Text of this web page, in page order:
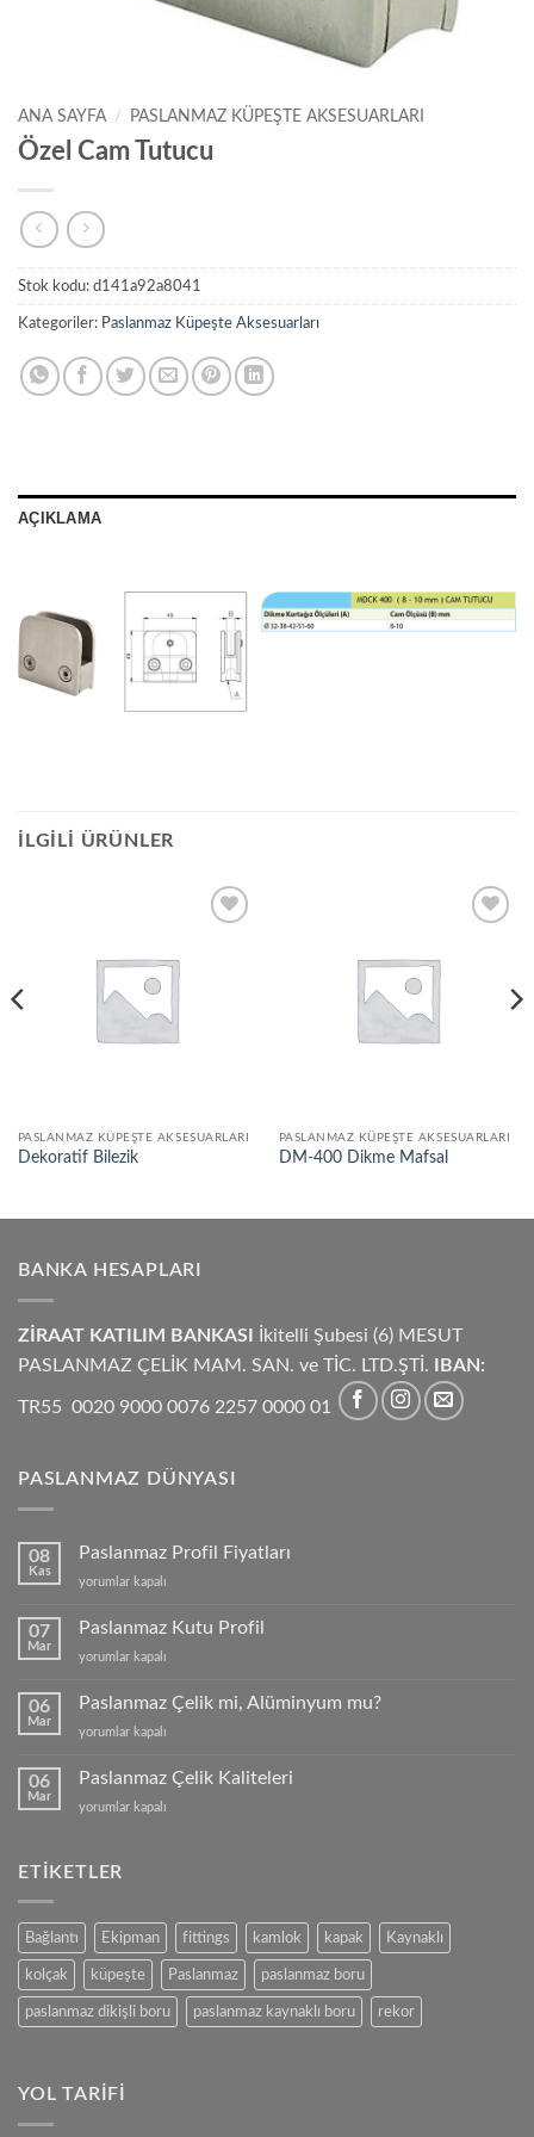
ANA SAYFA / PASLANMAZ KÜPEŞTE AKSESUARLARI
Özel Cam Tutucu
Stok kodu: d141a92a8041
Kategoriler: Paslanmaz Küpeşte Aksesuarları
AÇIKLAMA
İLGILI ÜRÜNLER
PASLANMAZ KÜPEŞTE AKSESUARLARI
Dekoratif Bilezik
PASLANMAZ KÜPEŞTE AKSESUARLARI
DM-400 Dikme Mafsal
BANKA HESAPLARI
ZİRAAT KATILIM BANKASI
İkitelli Şubesi (6) MESUT
PASLANMAZ ÇELİK MAM. SAN. ve TİC. LTD.ŞTİ.
IBAN:
TR55 0020 9000 0076 2257 0000 01
PASLANMAZ DÜNYASI
08
Kas
Paslanmaz Profil Fiyatları
Paslanmaz
Fiyatları
yorumlar kapalı
07
Mar
Paslanmaz Kutu Profil
Paslanmaz
Profil
yorumlar kapalı
06
Mar
Paslanmaz Çelik mi, Alüminyum mu?
Paslanmaz
mi,
mu?
yorumlar kapalı
06
Mar
Paslanmaz Çelik Kaliteleri
Paslanmaz
için
yorumlar kapalı
ETIKETLER
Bağlantı Ekipman fittings kamlok kapak Kaynaklı
kolçak küpeşte Paslanmaz paslanmaz boru
paslanmaz dikişli boru paslanmaz kaynaklı boru rekor
YOL TARIFI